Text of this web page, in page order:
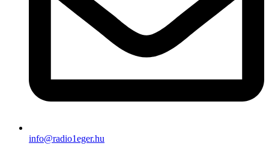
info@radio1eger.hu